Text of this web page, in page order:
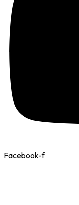
Facebook-f